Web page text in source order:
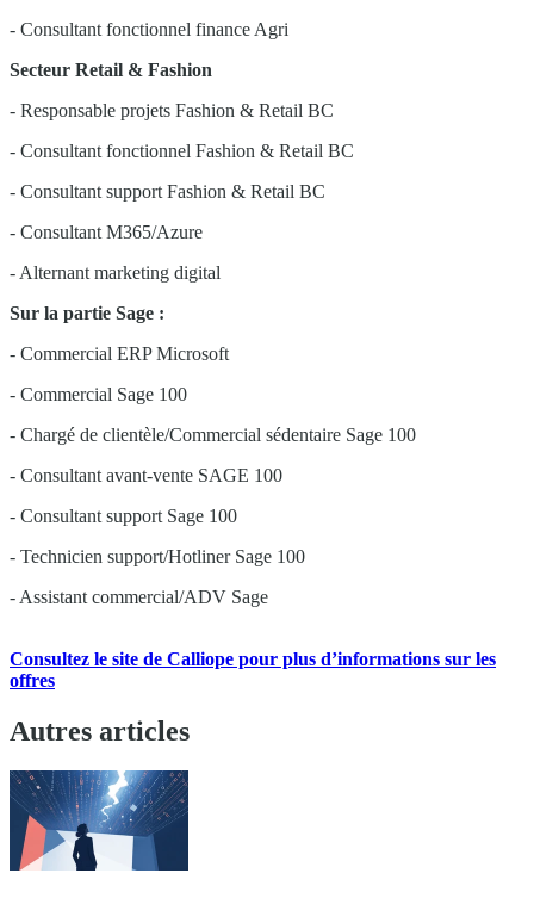
- Consultant fonctionnel finance Agri
Secteur Retail & Fashion
- Responsable projets Fashion & Retail BC
- Consultant fonctionnel Fashion & Retail BC
- Consultant support Fashion & Retail BC
- Consultant M365/Azure
- Alternant marketing digital
Sur la partie Sage :
- Commercial ERP Microsoft
- Commercial Sage 100
- Chargé de clientèle/Commercial sédentaire Sage 100
- Consultant avant-vente SAGE 100
- Consultant support Sage 100
- Technicien support/Hotliner Sage 100
- Assistant commercial/ADV Sage
Consultez le site de Calliope pour plus d’informations sur les
offres
Autres articles